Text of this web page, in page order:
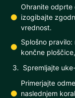
Ohranite odprte
izogibajte
vrednost.
Splošno
končne
Spremljajte
Primerjajte
naslednjem